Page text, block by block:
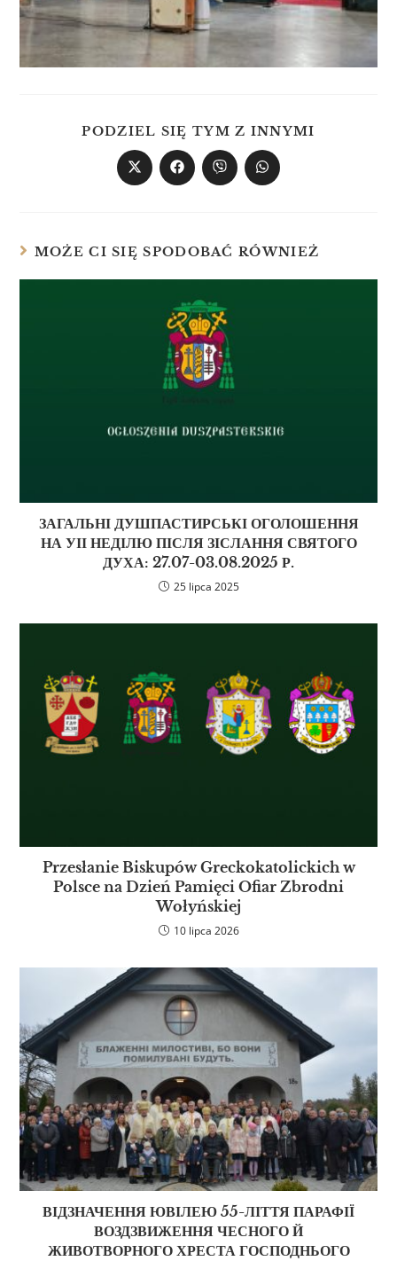
PODZIEL SIĘ TYM Z INNYMI
MOŻE CI SIĘ SPODOBAĆ RÓWNIEŻ
ЗАГАЛЬНІ ДУШПАСТИРСЬКІ ОГОЛОШЕННЯ
НА УІІ НЕДІЛЮ ПІСЛЯ ЗІСЛАННЯ СВЯТОГО
ДУХА: 27.07-03.08.2025 Р.
25 lipca 2025
Przesłanie Biskupów Greckokatolickich w
Polsce na Dzień Pamięci Ofiar Zbrodni
Wołyńskiej
10 lipca 2026
ВІДЗНАЧЕННЯ ЮВІЛЕЮ 55-ЛІТТЯ ПАРАФІЇ
ВОЗДЗВИЖЕННЯ ЧЕСНОГО Й
ЖИВОТВОРНОГО ХРЕСТА ГОСПОДНЬОГО